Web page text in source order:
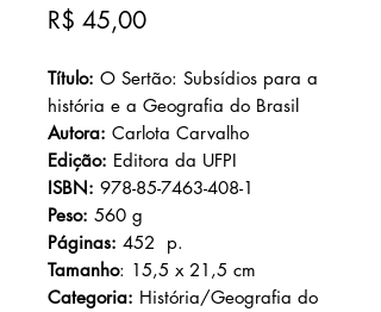
R$ 45,00Preço
Título: O Sertão: Subsídios para a
história e a Geografia do Brasil
Autora: Carlota Carvalho
Edição: Editora da UFPI
ISBN: 978-85-7463-408-1
Peso: 560 g
Páginas: 452 p.
Tamanho: 15,5 x 21,5 cm
Categoria: História/Geografia do